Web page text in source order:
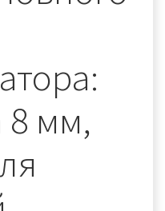
8 мм,